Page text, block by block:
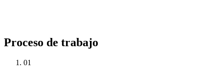
Proceso de trabajo
01